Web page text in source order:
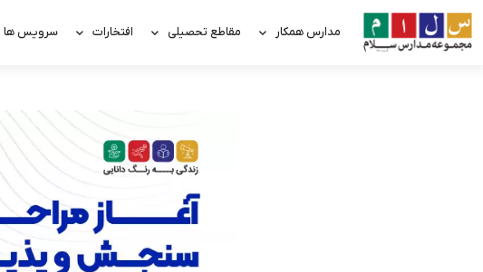
مدارس همکار مقاطع تحصیلی افتخارات سرویس ها